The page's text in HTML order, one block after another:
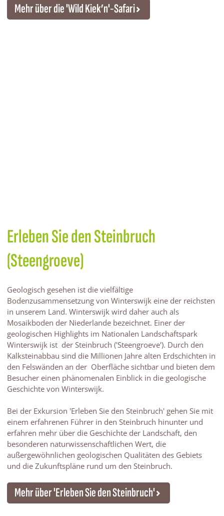
Mehr über die 'Wild Kiek’n'-Safari
Erleben Sie den Steinbruch
(Steengroeve)
Geologisch gesehen ist die vielfältige
Bodenzusammensetzung von Winterswijk eine der reichsten
in unserem Land. Winterswijk wird daher auch als
Mosaikboden der Niederlande bezeichnet. Einer der
geologischen Highlights im Nationalen Landschaftspark
Winterswijk ist der Steinbruch ('Steengroeve'). Durch den
Kalksteinabbau sind die Millionen Jahre alten Erdschichten in
den Felswänden an der Oberfläche sichtbar und bieten dem
Besucher einen phänomenalen Einblick in die geologische
Geschichte von Winterswijk.
Bei der Exkursion 'Erleben Sie den Steinbruch' gehen Sie mit
einem erfahrenen Führer in den Steinbruch hinunter und
erfahren mehr über die Geschichte der Landschaft, den
besonderen naturwissenschaftlichen Wert, die
außergewöhnlichen geologischen Qualitäten des Gebiets
und die Zukunftspläne rund um den Steinbruch.
Mehr über 'Erleben Sie den Steinbruch'